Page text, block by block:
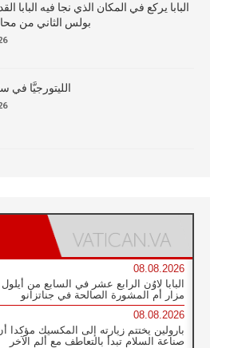
البابا يركع في المكان الذي نجا فيه البابا
بولس الثاني من
الليتورجيَّا في
08.08.2026
البابا لاوُن الرابع عشر في السابع من
مزار أم المشورة الصالحة في جناتزانو
08.08.2026
بارولين يختتم زيارته إلى المكسيك مؤكدا
صناعة السلام تبدأ بالتعاطف مع ألم الآخر